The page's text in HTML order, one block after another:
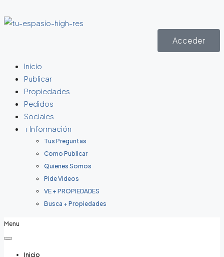
Acceder
Inicio
Publicar
Propiedades
Pedidos
Sociales
+ Información
Tus Preguntas
Como Publicar
Quienes Somos
Pide Videos
VE + PROPIEDADES
Busca + Propiedades
Menu
Inicio